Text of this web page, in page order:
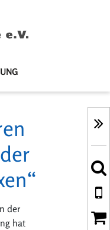
der
hat